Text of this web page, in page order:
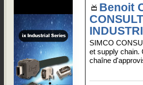
Benoit
SIMCO
et supply chain.
chaîne